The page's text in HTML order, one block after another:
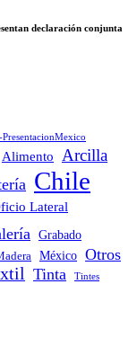
declaración conjunta
Alimento Arcilla
Chile
Lateral
Grabado
México Otros
Tinta Tintes